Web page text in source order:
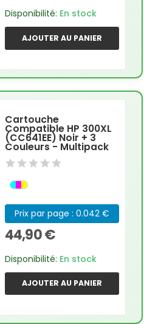
Disponibilité: En stock
AJOUTER AU PANIER
Cartouche
Compatible HP 300XL
(CC641EE) Noir + 3
Couleurs - Multipack
Prix par page : 0.042 €
44,90 €
Disponibilité: En stock
AJOUTER AU PANIER